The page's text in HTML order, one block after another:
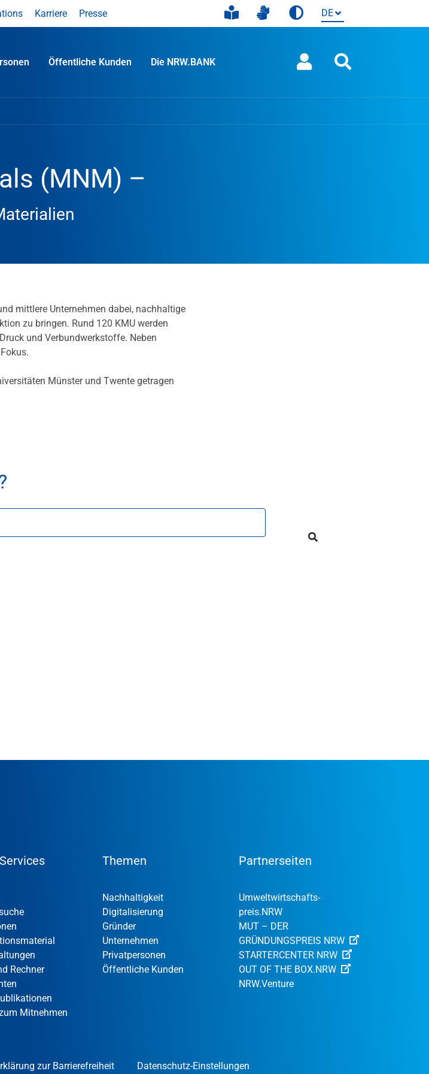
Karriere Presse
Öffentliche Kunden Die NRW.BANK
(MNM) –
mittlere Unternehmen dabei, nachhaltige
zu bringen. Rund 120 KMU werden
und Verbundwerkstoffe. Neben
Münster und Twente getragen
Rechner
Mitnehmen
Themen
Nachhaltigkeit
Digitalisierung
Gründer
Unternehmen
Privatpersonen
Öffentliche Kunden
Partnerseiten
Umweltwirtschafts­
preis.NRW
MUT – DER
GRÜNDUNGSPREIS NRW
STARTERCENTER NRW
OUT OF THE BOX.NRW
NRW.Venture
zur Barrierefreiheit Datenschutz-Einstellungen